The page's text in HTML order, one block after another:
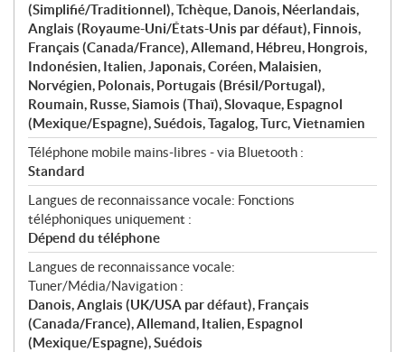
(Simplifié/Traditionnel), Tchèque, Danois, Néerlandais,
Anglais (Royaume-Uni/États-Unis par défaut), Finnois,
Français (Canada/France), Allemand, Hébreu, Hongrois,
Indonésien, Italien, Japonais, Coréen, Malaisien,
Norvégien, Polonais, Portugais (Brésil/Portugal),
Roumain, Russe, Siamois (Thaï), Slovaque, Espagnol
(Mexique/Espagne), Suédois, Tagalog, Turc, Vietnamien
Téléphone mobile mains-libres - via Bluetooth :
Standard
Langues de reconnaissance vocale: Fonctions
téléphoniques uniquement :
Dépend du téléphone
Langues de reconnaissance vocale:
Tuner/Média/Navigation :
Danois, Anglais (UK/USA par défaut), Français
(Canada/France), Allemand, Italien, Espagnol
(Mexique/Espagne), Suédois